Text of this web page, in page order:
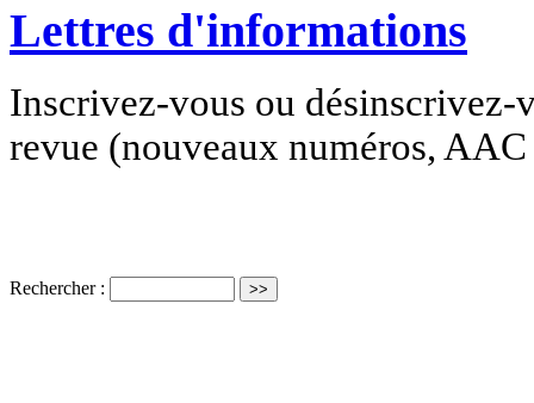
Lettres d'informations
Inscrivez-vous ou
revue (nouveaux numéros,
Rechercher :